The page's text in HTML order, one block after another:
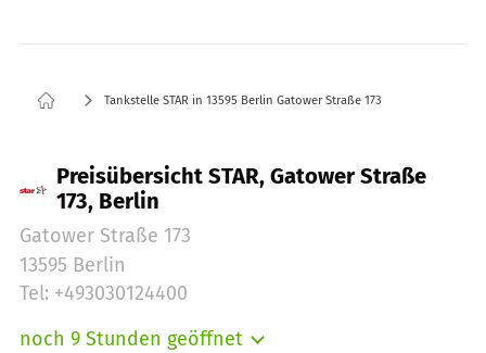
Tankstelle STAR in 13595 Berlin Gatower Straße 173
Preisübersicht STAR, Gatower Straße
173, Berlin
Gatower Straße 173
13595 Berlin
Tel: +493030124400
noch 9 Stunden geöffnet